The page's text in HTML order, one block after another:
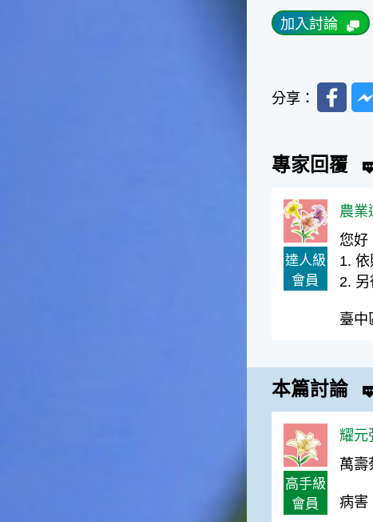
加入討論
分享：
專家回覆
達人級
會員
農業
您好
1.
2.
臺中
本篇討論
高手級
會員
耀元
萬壽
病害